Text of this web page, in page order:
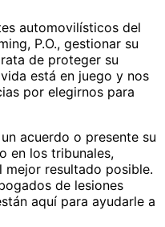
automovilísticos del
P.O., gestionar su
de proteger su
está en juego y nos
por elegirnos para
acuerdo o presente su
en los tribunales,
mejor resultado posible.
de lesiones
aquí para ayudarle a